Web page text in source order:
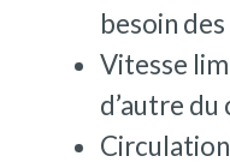
besoin
Vitesse
d’autre du